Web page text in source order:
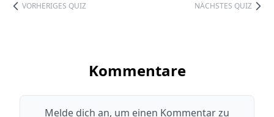
VORHERIGES QUIZ NÄCHSTES QUIZ
Kommentare
Melde dich an, um einen Kommentar zu